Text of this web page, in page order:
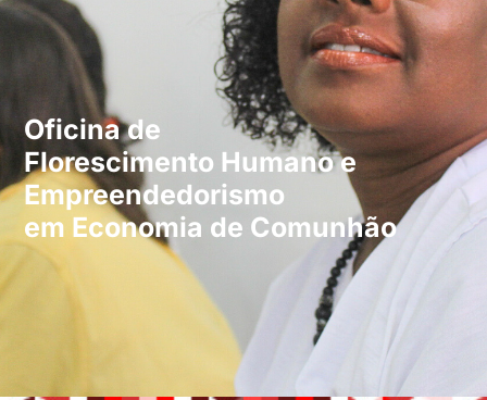
Oficina de
Florescimento Humano e
Empreendedorismo
em Economia de Comunhão